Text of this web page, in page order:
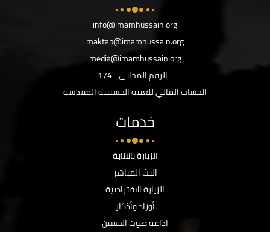
info@imamhussain.org
maktab@imamhussain.org
media@imamhussain.org
الرقم المجاني 174
الحساب المالي للعتبة الحسينية المقدسة
خدمات
الزيارة بالانابة
البث المباشر
الزيارة الافتراضية
أوراد وأذكار
اذاعة صوت الحسين